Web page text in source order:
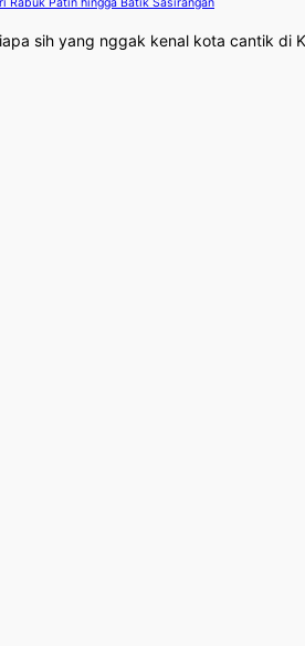
sih yang nggak kenal kota cantik di